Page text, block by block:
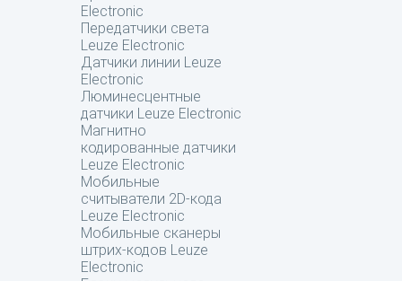
Electronic
Передатчики света
Leuze Electronic
Датчики линии Leuze
Electronic
Люминесцентные
датчики Leuze Electronic
Магнитно
кодированные датчики
Leuze Electronic
Мобильные
считыватели 2D-кода
Leuze Electronic
Мобильные сканеры
штрих-кодов Leuze
Electronic